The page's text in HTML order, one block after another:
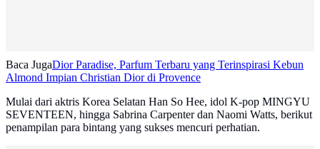
Baca JugaDior Paradise, Parfum Terbaru yang Terinspirasi Kebun
Almond Impian Christian Dior di Provence
Mulai dari aktris Korea Selatan Han So Hee, idol K-pop MINGYU
SEVENTEEN, hingga Sabrina Carpenter dan Naomi Watts, berikut
penampilan para bintang yang sukses mencuri perhatian.